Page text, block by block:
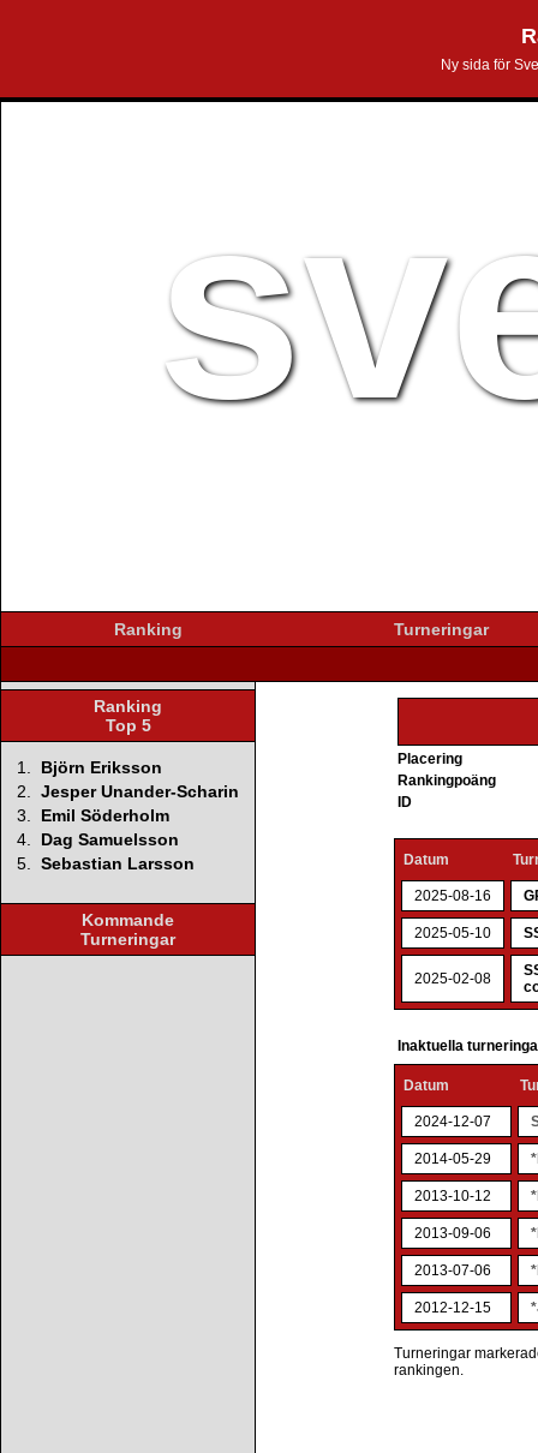
Ny sida för
Ranking Turneringar
Ranking
Top 5
1.
Björn Eriksson
2. Jesper Unander-Scharin
3.
Emil Söderholm
4.
Dag Samuelsson
5. Sebastian Larsson
Kommande
Turneringar
Placering
Rankingpoäng
ID
Datum
2025-08-16
2025-05-10
2025-02-08
Inaktuella
Datum
2024-12-07
2014-05-29
2013-10-12
2013-09-06
2013-07-06
2012-12-15
Turneringar
rankingen.